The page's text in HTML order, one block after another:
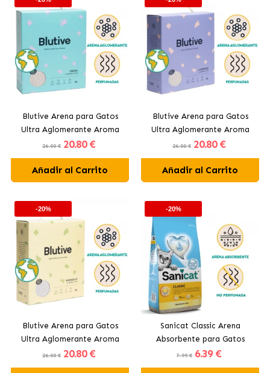
Blutive Arena para Gatos
Ultra Aglomerante Aroma
Fresh
26.00 € 20.80 €
Añadir al Carrito
Blutive Arena para Gatos
Ultra Aglomerante Aroma
Lavanda
26.00 € 20.80 €
Añadir al Carrito
-20%
Blutive Arena para Gatos
Ultra Aglomerante Aroma
Marsella
26.00 € 20.80 €
-20%
Sanicat Classic Arena
Absorbente para Gatos
Fragance Free
7.99 € 6.39 €